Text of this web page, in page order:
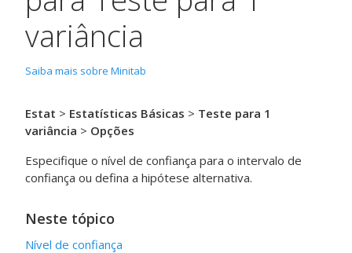
variância
Saiba mais sobre Minitab
Estat > Estatísticas Básicas > Teste para 1
variância > Opções
Especifique o nível de confiança para o intervalo de
confiança ou defina a hipótese alternativa.
Neste tópico
Nível de confiança